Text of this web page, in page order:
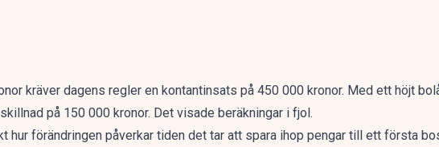
kräver dagens regler en kontantinsats på 450 000 kronor. Med ett höjt
på 150 000 kronor. Det visade beräkningar i fjol.
hur förändringen påverkar tiden det tar att spara ihop pengar till ett första